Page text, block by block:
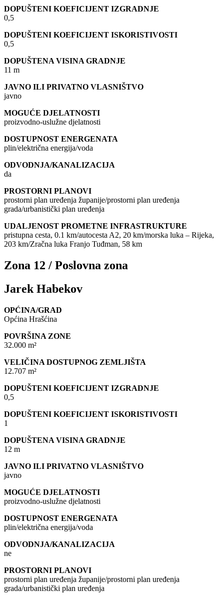
DOPUŠTENI KOEFICIJENT IZGRADNJE
0,5
DOPUŠTENI KOEFICIJENT ISKORISTIVOSTI
0,5
DOPUŠTENA VISINA GRADNJE
11 m
JAVNO ILI PRIVATNO VLASNIŠTVO
javno
MOGUĆE DJELATNOSTI
proizvodno-uslužne djelatnosti
DOSTUPNOST ENERGENATA
plin/električna energija/voda
ODVODNJA/KANALIZACIJA
da
PROSTORNI PLANOVI
prostorni plan uređenja županije/prostorni plan uređenja
grada/urbanistički plan uređenja
UDALJENOST PROMETNE INFRASTRUKTURE
pristupna cesta, 0.1 km/autocesta A2, 20 km/morska luka – Rijeka,
203 km/Zračna luka Franjo Tuđman, 58 km
Zona 12 / Poslovna zona
Jarek Habekov
OPĆINA/GRAD
Općina Hrašćina
POVRŠINA ZONE
32.000 m²
VELIČINA DOSTUPNOG ZEMLJIŠTA
12.707 m²
DOPUŠTENI KOEFICIJENT IZGRADNJE
0,5
DOPUŠTENI KOEFICIJENT ISKORISTIVOSTI
1
DOPUŠTENA VISINA GRADNJE
12 m
JAVNO ILI PRIVATNO VLASNIŠTVO
javno
MOGUĆE DJELATNOSTI
proizvodno-uslužne djelatnosti
DOSTUPNOST ENERGENATA
plin/električna energija/voda
ODVODNJA/KANALIZACIJA
ne
PROSTORNI PLANOVI
prostorni plan uređenja županije/prostorni plan uređenja
grada/urbanistički plan uređenja